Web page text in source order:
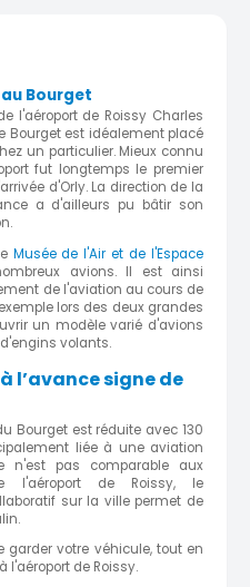
Bourget
l'aéroport de Roissy Charles
Bourget est idéalement placé
un particulier. Mieux connu
fut longtemps le premier
d'Orly. La direction de la
a d'ailleurs pu bâtir son
Musée de l'Air et de l'Espace
avions. Il est ainsi
de l'aviation au cours de
lors des deux grandes
un modèle varié d'avions
volants.
l’avance signe de
Bourget est réduite avec 130
liée à une aviation
n'est pas comparable aux
l'aéroport de Roissy, le
sur la ville permet de
garder votre véhicule, tout en
l'aéroport de Roissy.